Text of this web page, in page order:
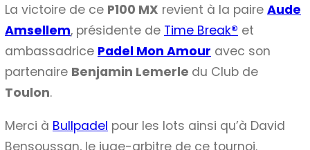
La victoire de ce P100 MX revient à la paireAude
Amsellem, présidente de Time Break® et
ambassadrice Padel Mon Amour avec son
partenaire Benjamin Lemerle du Club de
Toulon.
Merci à Bullpadel pour les lots ainsi qu’à David
Bensoussan, le juge-arbitre de ce tournoi.